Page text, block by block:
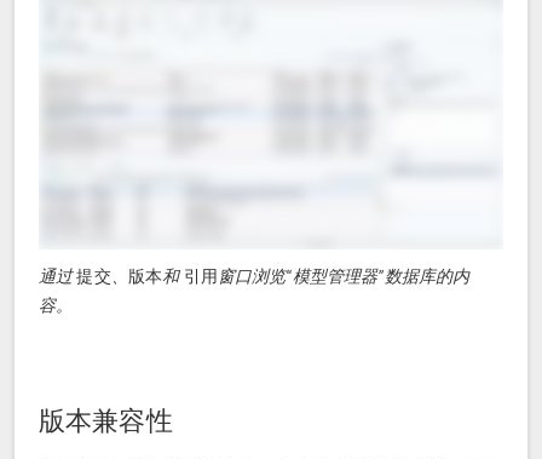
通过提交、 版本和 引用窗口浏览“模型管理器”数据库的内
容。
版本兼容性